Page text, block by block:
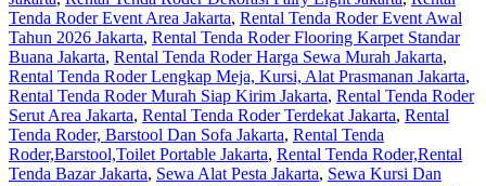
Tenda Roder Event Area Jakarta, Rental Tenda Roder Event Awal
Tahun 2026 Jakarta, Rental Tenda Roder Flooring Karpet Standar
Buana Jakarta, Rental Tenda Roder Harga Sewa Murah Jakarta,
Rental Tenda Roder Lengkap Meja, Kursi, Alat Prasmanan Jakarta,
Rental Tenda Roder Murah Siap Kirim Jakarta, Rental Tenda Roder
Serut Area Jakarta, Rental Tenda Roder Terdekat Jakarta, Rental
Tenda Roder, Barstool Dan Sofa Jakarta, Rental Tenda
Roder,Barstool,Toilet Portable Jakarta, Rental Tenda Roder,Rental
Tenda Bazar Jakarta, Sewa Alat Pesta Jakarta, Sewa Kursi Dan